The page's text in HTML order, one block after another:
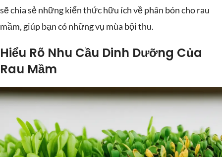
sẽ chia sẻ những kiến thức hữu ích về phân bón cho rau
mầm, giúp bạn có những vụ mùa bội thu.
Hiểu Rõ Nhu Cầu Dinh Dưỡng Của
Rau Mầm